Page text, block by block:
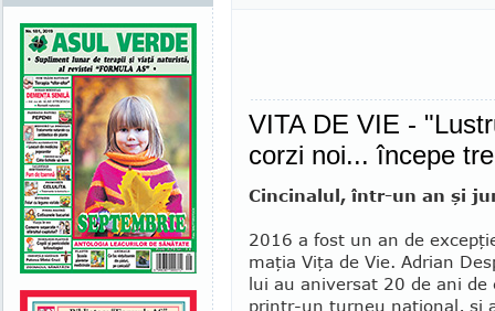
VITA DE VIE -
corzi noi... începe
Cincinalul, într-un an şi
2016 a fost un an de
maţia Viţa de Vie. Adrian
lui au aniversat 20 de ani de
printr-un turneu naţional, şi